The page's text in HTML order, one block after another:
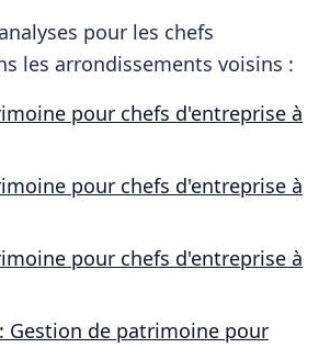
pour les chefs
les arrondissements voisins :
pour chefs d'entreprise à
pour chefs d'entreprise à
pour chefs d'entreprise à
Gestion de patrimoine pour